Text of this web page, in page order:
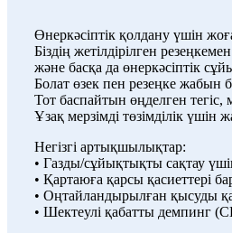
Өнеркәсіптік қолдану үшін
Біздің жетілдірілген
және басқа да өнеркәсіптік
Болат өзек пен резеңке жабын
Тот баспайтын өңделген тегіс,
Ұзақ мерзімді төзімділік үшін
Негізгі артықшылықтар:
• Газды/сұйықтықты сақтау
• Қартаюға қарсы қасиеттері
• Оңтайландырылған қысуды
• Шектеулі қабатты демпинг